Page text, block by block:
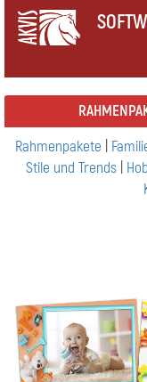
Rahmenpakete
Stile und Trends